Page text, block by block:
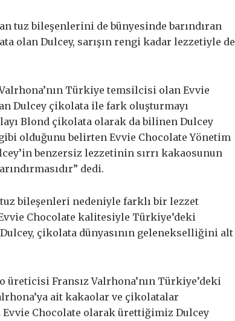
tuz bileşenlerini de bünyesinde barındıran
olan Dulcey, sarışın rengi kadar lezzetiyle de
Türkiye temsilcisi olan Evvie
Dulcey çikolata ile fark oluşturmayı
Blond çikolata olarak da bilinen Dulcey
olduğunu belirten Evvie Chocolate Yönetim
benzersiz lezzetinin sırrı kakaosunun
dedi.
bileşenleri nedeniyle farklı bir lezzet
Chocolate kalitesiyle Türkiye’deki
çikolata dünyasının gelenekselliğini alt
üreticisi Fransız Valrhona’nın Türkiye’deki
ait kakaolar ve çikolatalar
Chocolate olarak ürettiğimiz Dulcey